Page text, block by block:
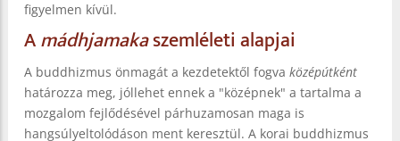
figyelmen kívül.
Amádhjamakaszemléleti alapjai
A buddhizmus önmagát a kezdetektől fogva középútként
határozza meg, jóllehet ennek a "középnek" a tartalma a
mozgalom fejlődésével párhuzamosan maga is
hangsúlyeltolódáson ment keresztül. A korai buddhizmus